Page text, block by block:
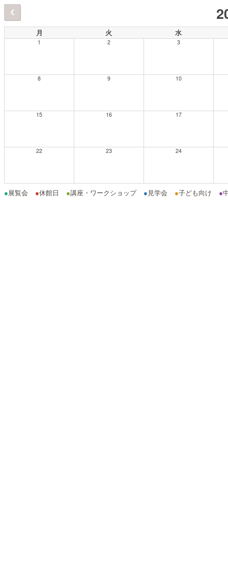
月 火 水
1 2 3
8 9 10
15 16 17
22 23 24
●展覧会 ●休館日 ●講座・ワークショップ ● 見学会 ●子ども向け ●